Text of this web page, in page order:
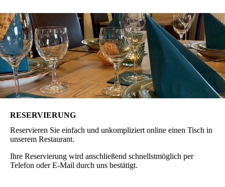
RESERVIERUNG
Reservieren Sie einfach und unkompliziert online einen Tisch in
unserem Restaurant.
Ihre Reservierung wird anschließend schnellstmöglich per
Telefon oder E-Mail durch uns bestätigt.